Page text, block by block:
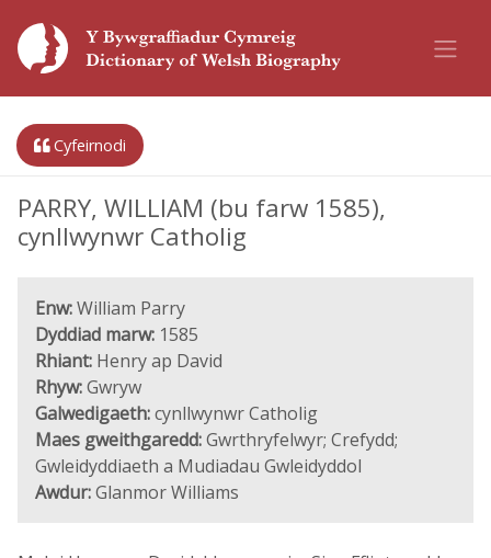
Cyfeirnodi
PARRY, WILLIAM (bu farw 1585),
cynllwynwr Catholig
Enw:William Parry
Dyddiad marw: 1585
Rhiant: Henry ap David
Rhyw:Gwryw
Galwedigaeth:cynllwynwr Catholig
Maes gweithgaredd:Gwrthryfelwyr; Crefydd;
Gwleidyddiaeth a Mudiadau Gwleidyddol
Awdur:Glanmor Williams